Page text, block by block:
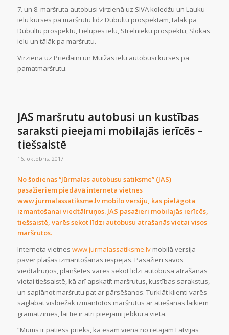
7. un 8. maršruta autobusi virzienā uz SIVA koledžu un Lauku
ielu kursēs pa maršrutu līdz Dubultu prospektam, tālāk pa
Dubultu prospektu, Lielupes ielu, Strēlnieku prospektu, Slokas
ielu un tālāk pa maršrutu.
Virzienā uz Priedaini un Muižas ielu autobusi kursēs pa
pamatmaršrutu.
JAS maršrutu autobusi un kustības
saraksti pieejami mobilajās ierīcēs –
tiešsaistē
16. oktobris, 2017
No šodienas “Jūrmalas autobusu satiksme” (JAS)
pasažieriem piedāvā interneta vietnes
www.jurmalassatiksme.lvmobilo versiju, kas pielāgota
izmantošanai viedtālruņos. JAS pasažieri mobilajās ierīcēs,
tiešsaistē, varēs sekot līdzi autobusu atrašanās vietai visos
maršrutos.
Interneta vietnes www.jurmalassatiksme.lvmobilā versija
paver plašas izmantošanas iespējas. Pasažieri savos
viedtālruņos, planšetēs varēs sekot līdzi autobusa atrašanās
vietai tiešsaistē, kā arī apskatīt maršrutus, kustības sarakstus,
un saplānot maršrutu pat ar pārsēšanos. Turklāt klienti varēs
saglabāt visbiežāk izmantotos maršrutus ar atiešanas laikiem
grāmatzīmēs, lai tie ir ātri pieejami jebkurā vietā.
“Mums ir patiess prieks, ka esam viena no retajām Latvijas